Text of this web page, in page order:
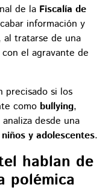
de la Fiscalía de
información y
al tratarse de una
con el agravante de
precisado si los
como bullying,
desde una
y adolescentes.
hablan de
polémica